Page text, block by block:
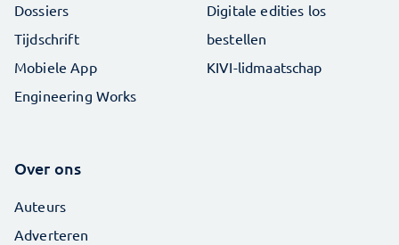
Dossiers
Tijdschrift
Mobiele App
Engineering Works
Digitale edities los
bestellen
KIVI-lidmaatschap
Over ons
Auteurs
Adverteren